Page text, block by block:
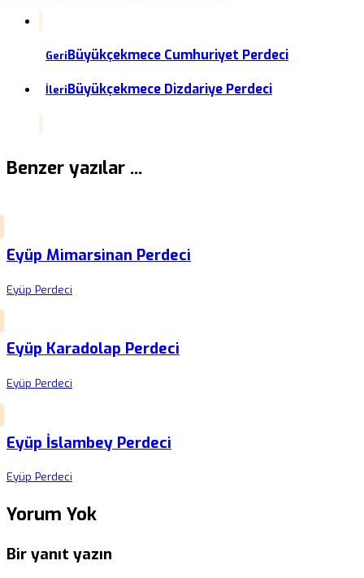
GeriBüyükçekmece Cumhuriyet Perdeci
İleriBüyükçekmece Dizdariye Perdeci
Benzer yazılar ...
Eyüp Mimarsinan Perdeci
Eyüp Perdeci
Eyüp Karadolap Perdeci
Eyüp Perdeci
Eyüp İslambey Perdeci
Eyüp Perdeci
Yorum Yok
Bir yanıt yazın